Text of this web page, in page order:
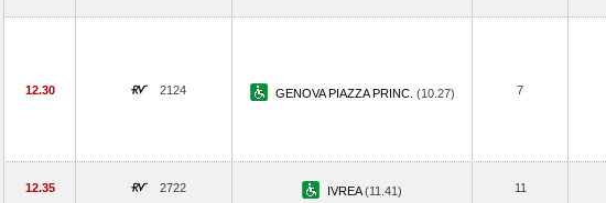
12.30 2124 GENOVA PIAZZA PRINC. (10.27) 7
12.35 2722 IVREA(11.41) 11